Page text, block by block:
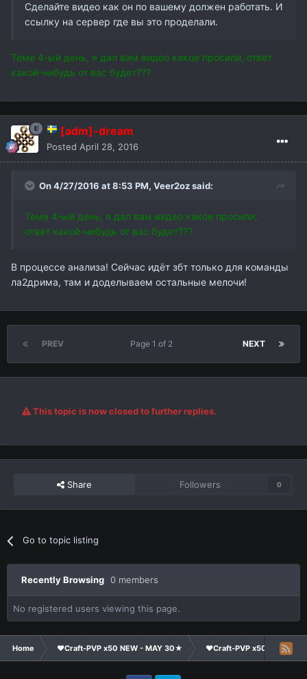
Сделайте видео как он по вашему должен работать. И
ссылку на сервер где вы это проделали.
Теме 4-ый день, я дал вам видео какое просили, ответ
какой-нибудь от вас будет???
[adm]-dream
Posted April 28, 2016
On 4/27/2016 at 8:53 PM, Veer2ozsaid:
Теме 4-ый день, я дал вам видео какое просили,
ответ какой-нибудь от вас будет???
В процессе анализа! Сейчас идёт збт только для команды
ла2дрима, там и доделываем остальные мелочи!
PREV NEXT
Page 1 of 2
This topic is now closed to further replies.
Share Followers 0
Go to topic listing
Recently Browsing 0 members
No registered users viewing this page.
Home ❤Craft-PVP x50 NEW - MAY 30★ ❤Craft-PVP x50★